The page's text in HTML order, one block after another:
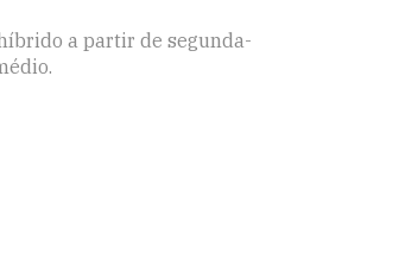
a partir de segunda-